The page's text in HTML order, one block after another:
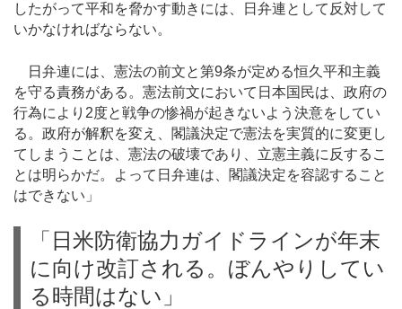
したがって平和を脅かす動きには、日弁連として反対して
いかなければならない。
日弁連には、憲法の前文と第9条が定める恒久平和主義
を守る責務がある。憲法前文において日本国民は、政府の
行為により2度と戦争の惨禍が起きないよう決意をしてい
る。政府が解釈を変え、閣議決定で憲法を実質的に変更し
てしまうことは、憲法の破壊であり、立憲主義に反するこ
とは明らかだ。よって日弁連は、閣議決定を容認すること
はできない」
「日米防衛協力ガイドラインが年末
に向け改訂される。ぼんやりしてい
る時間はない」